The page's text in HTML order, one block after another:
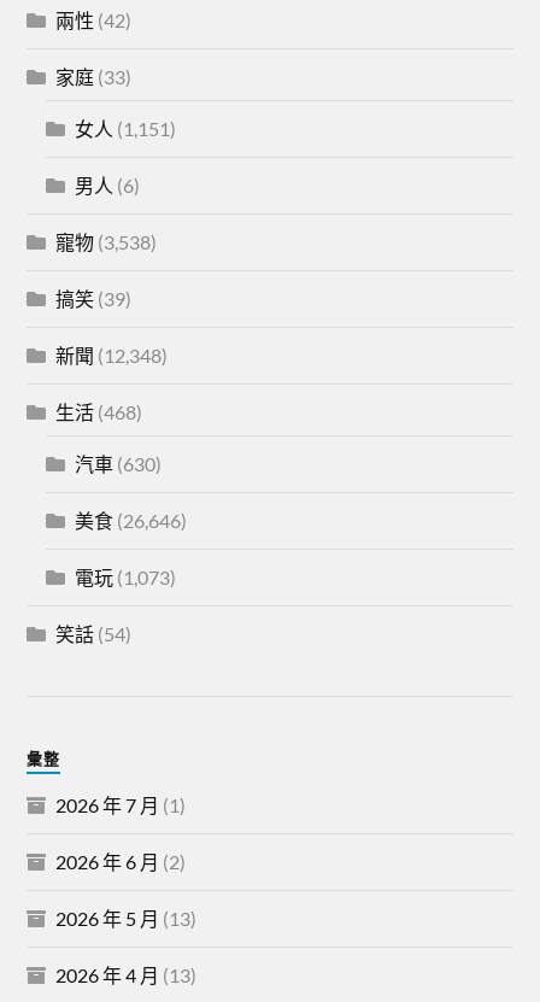
兩性 (42)
家庭 (33)
女人 (1,151)
男人 (6)
寵物 (3,538)
搞笑 (39)
新聞 (12,348)
生活 (468)
汽車 (630)
美食 (26,646)
電玩 (1,073)
笑話 (54)
彙整
2026 年 7 月 (1)
2026 年 6 月 (2)
2026 年 5 月 (13)
2026 年 4 月 (13)